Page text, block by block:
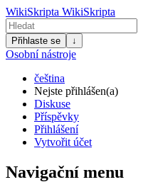
WikiSkripta WikiSkripta
Přihlaste se ↓
Osobní nástroje
čeština
Nejste přihlášen(a)
Diskuse
Příspěvky
Přihlášení
Vytvořit účet
Navigační menu